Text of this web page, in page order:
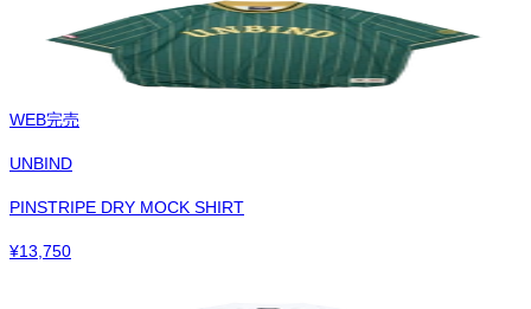
WEB完売
UNBIND
PINSTRIPE DRY MOCK SHIRT
¥13,750